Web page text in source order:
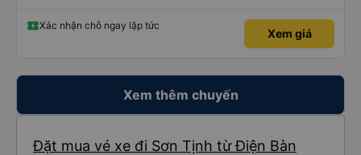
Xác nhận chỗ ngay lập tức
Xem giá
Xem thêm chuyến
Đặt mua vé xe đi Sơn Tịnh từ Điện Bàn